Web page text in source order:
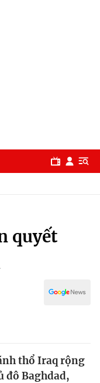
quyết
thổ Iraq rộng
đô Baghdad,